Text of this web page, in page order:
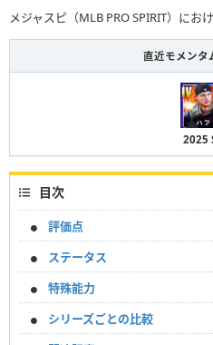
メジャスピ（MLB PRO SPIRIT）にお
直近モメンタ
2025
目次
評価点
ステータス
特殊能力
シリーズごとの比較